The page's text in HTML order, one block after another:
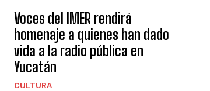
Voces del IMER rendirá
homenaje a quienes han dado
vida a la radio pública en
Yucatán
CULTURA